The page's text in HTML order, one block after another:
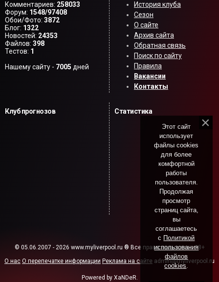
Комментариев: 258033
Форум: 1548/97408
Обои/Фото: 3872
Блог: 1322
Новостей: 24353
Файлов: 398
Тестов: 1
Нашему сайту - 7005 дней
История клуба
Сезон
О сайте
Архив сайта
Обратная связь
Поиск по сайту
Правила
Вакансии
Контакты
Клуб прогнозов Статистика
© 05.06.2007 - 2026 www.myliverpool.ru ® Все права защищены. 18+
О нас О перепечатке информации Реклама на сайте admin@myliverpool.ru
Powered by XaNDeR.
Этот сайт
использует
файлы cookies
для более
комфортной
работы
пользователя.
Продолжая
просмотр
страниц сайта,
вы
соглашаетесь
с Политикой
использования
файлов
cookies